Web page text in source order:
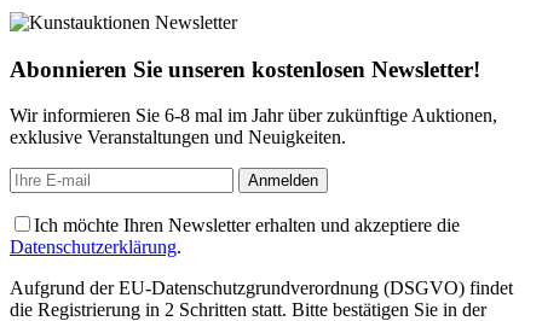
Abonnieren Sie unseren kostenlosen Newsletter!
Wir informieren Sie 6-8 mal im Jahr über zukünftige Auktionen,
exklusive Veranstaltungen und Neuigkeiten.
Ich möchte Ihren Newsletter erhalten und akzeptiere die
Datenschutzerklärung.
Aufgrund der EU-Datenschutzgrundverordnung (DSGVO) findet
die Registrierung in 2 Schritten statt. Bitte bestätigen Sie in der